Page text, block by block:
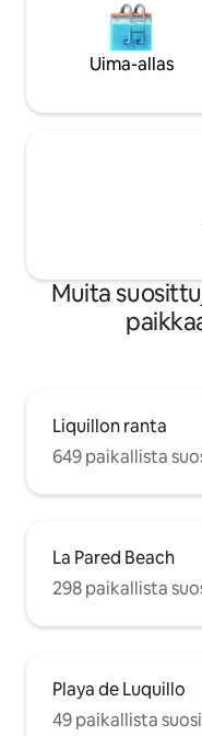
Uima-allas
Muita
Liquillon ranta
649 paikallista
La Pared Beach
298 paikallista
Playa de Luquillo
49 paikallista